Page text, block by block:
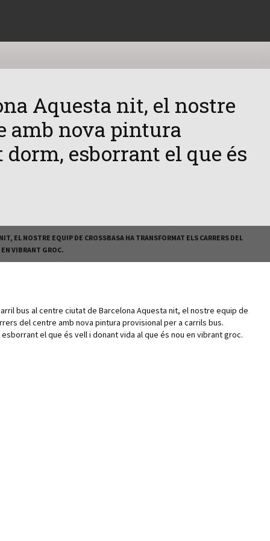
Aquesta nit, el nostre
amb nova pintura
esborrant el que és
EL NOSTRE EQUIP DE CROSSBASA HA TRANSFORMAT ELS CARRERS DEL
VIBRANT GROC.
bus al centre ciutat de Barcelona Aquesta nit, el nostre equip de
del centre amb nova pintura provisional per a carrils bus.
el que és vell i donant vida al que és nou en vibrant groc.